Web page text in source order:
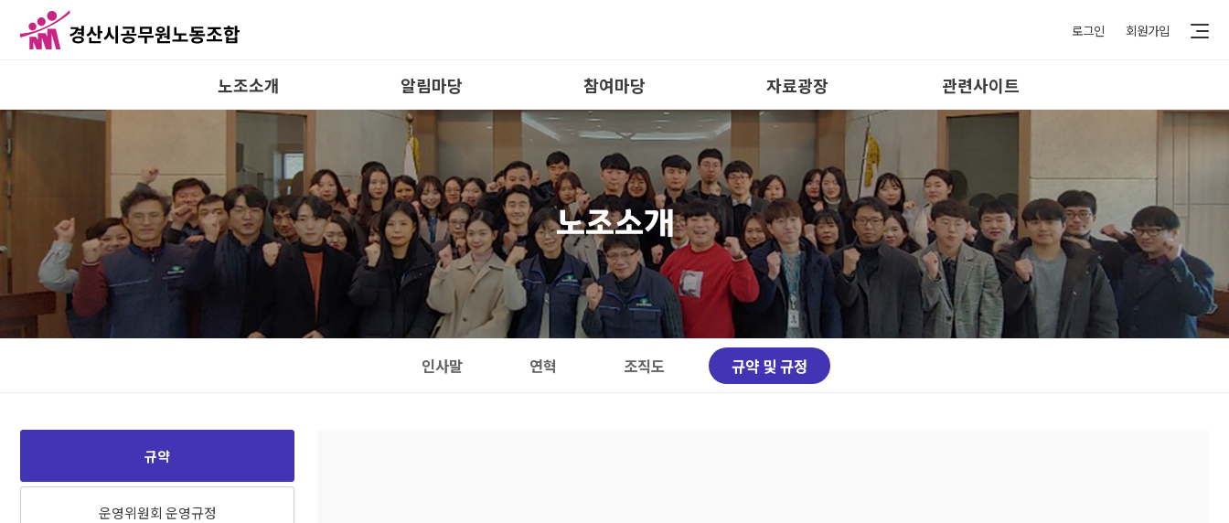
로그인 회원가입
노조소개
인사말
연혁
조직도
규약 및 규정
알림마당
공지사항
노조일정
성명/논평/보도/소식지
공무원소식
조합원 경조사
공노총 소식
연금소식
참여마당
자유게시판
회원토론방
노조건의사항
이벤트참여
행사참여
설문조사
전자투표
배차신청
자료광장
경산시소식
사진자료
영상자료
일반자료실
노동자료실
서식자료실
협약체결
제휴이벤트
관련사이트
정부기관
지방자치단체
패밀리사이트
노조소개
인사말 연혁 조직도 규약 및 규정
규약
운영위원회 운영규정